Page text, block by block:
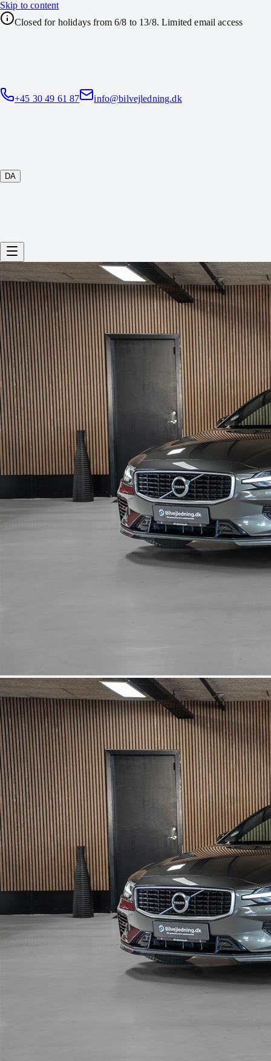
Skip to content
Closed for holidays from 6/8 to 13/8. Limited email access
+45 30 49 61 87 info@bilvejledning.dk
DA